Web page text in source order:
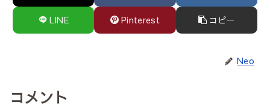
LINE Pinterest コピー
Neo
コメント